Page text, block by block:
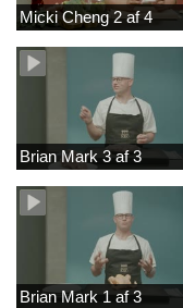
Micki Cheng 2 af 4
Brian Mark 3 af 3
Brian Mark 1 af 3